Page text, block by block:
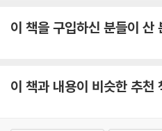
한다. 그다음 이번엔 학생들에게로 눈
주목할 점이 있다. 이 책은 학교 내 괴
교 내 괴롭힘으로 보는 것이다. 최근
이 책을 구입하신 분들이 산
이 책과 내용이 비슷한 추천